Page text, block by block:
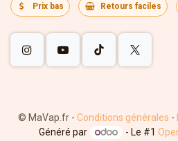
Prix bas Retours faciles
© MaVap.fr - Conditions générales -
Généré par
- Le #1